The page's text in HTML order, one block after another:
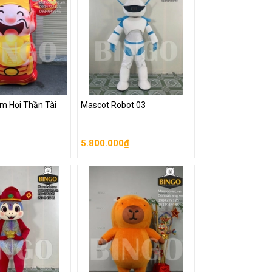
Hơi Thần Tài
Hơi Thần Tài
Mascot Robot 03
5.800.000₫
Mascot Robot 03
5.800.000₫
Giỏ hàng